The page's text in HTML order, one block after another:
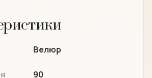
Велюр
90